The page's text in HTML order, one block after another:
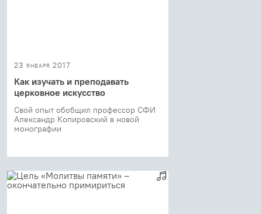
23 января 2017
Как изучать и преподавать
церковное искусство
Свой опыт обобщил профессор СФИ
Александр Копировский в новой
монографии